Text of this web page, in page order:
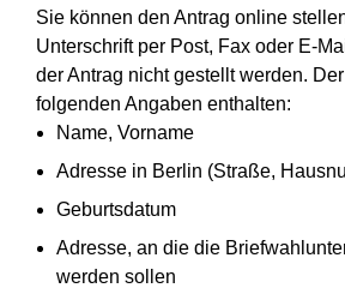
Sie können den Antrag online
Unterschrift per Post, Fax oder E-
der Antrag nicht gestellt werden.
folgenden Angaben enthalten:
Name, Vorname
Adresse in Berlin (Straße,
Geburtsdatum
Adresse, an die die
werden sollen